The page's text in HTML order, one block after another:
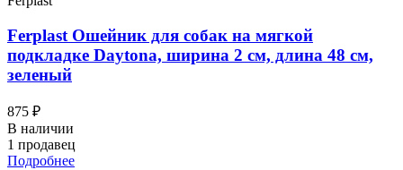
Ferplast Ошейник для собак на мягкой
подкладке Daytona, ширина 2 см, длина 48 см,
зеленый
875 ₽
В наличии
1 продавец
Подробнее